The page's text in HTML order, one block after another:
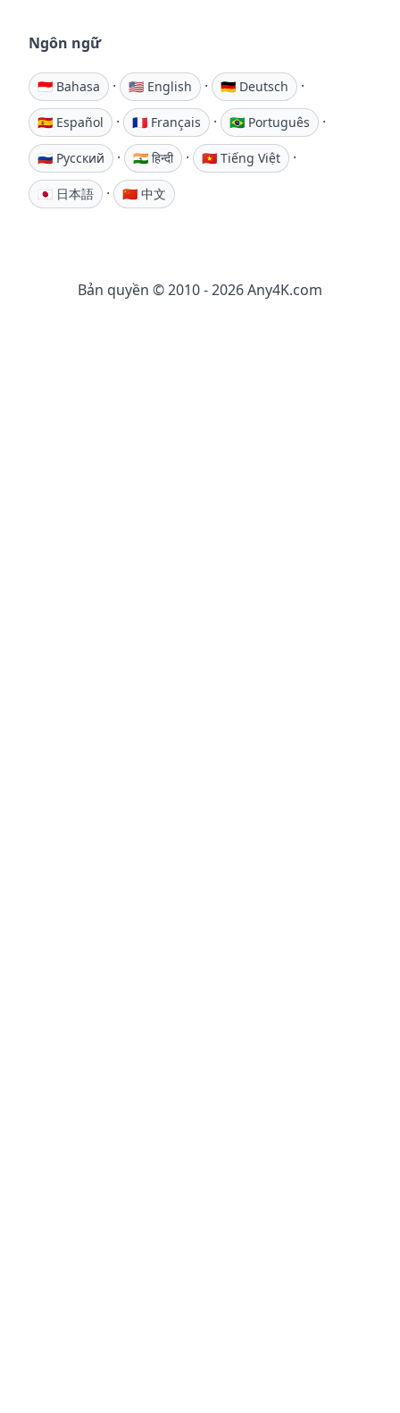
Ngôn ngữ
🇮🇩 Bahasa · 🇺🇸 English · 🇩🇪 Deutsch ·
🇪🇸 Español · 🇫🇷 Français · 🇧🇷 Português ·
🇷🇺 Русский · 🇮🇳 हिन्दी · 🇻🇳 Tiếng Việt ·
🇯🇵 日本語 · 🇨🇳 中文
Bản quyền © 2010 - 2026 Any4K.com